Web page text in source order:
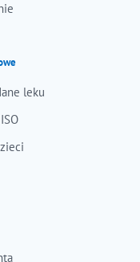
leku